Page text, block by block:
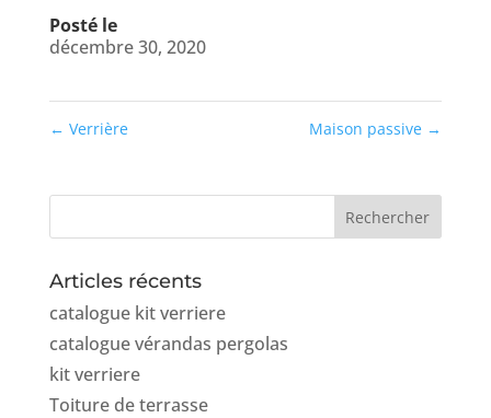
Posté le
décembre 30, 2020
← Verrière Maison passive →
Articles récents
catalogue kit verriere
catalogue vérandas pergolas
kit verriere
Toiture de terrasse